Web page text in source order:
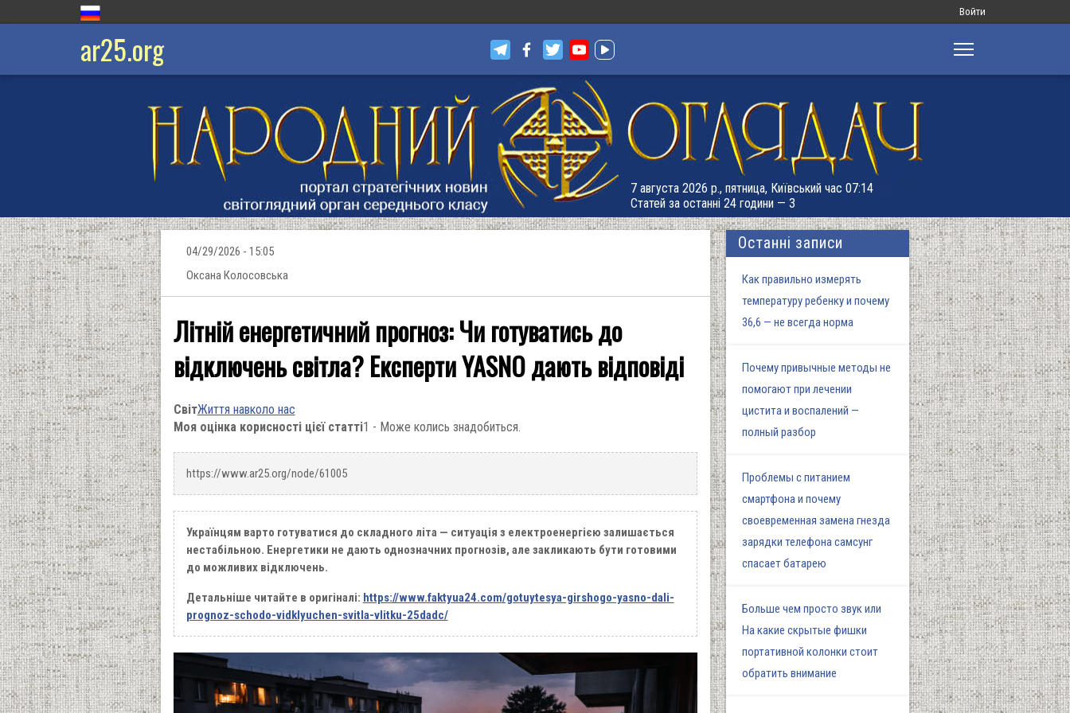
Меню
запису
Войти
ar25.org
7 августа 2026 р., пятница, Київський час 07:14
Статей за останні 24 години — 3
04/29/2026 - 15:05
Оксана Колосовська
Літній енергетичний прогноз: Чи готуватись до
відключень cвітла? Експерти YASNO дають відповіді
СвітЖиття навколо нас
Моя оцінка корисності цієї статті1 - Може колись знадобиться.
https://www.ar25.org/node/61005
Українцям варто готуватися до складного літа — ситуація з електроенергією залишається
нестабільною. Енергетики не дають однозначних прогнозів, але закликають бути готовими
до можливих відключень.
Детальніше читайте в оригіналі: https://www.faktyua24.com/gotuytesya-girshogo-yasno-dali-
prognoz-schodo-vidklyuchen-svitla-vlitku-25dadc/
Останні записи
Как правильно измерять
температуру ребенку и почему
36,6 — не всегда норма
Почему привычные методы не
помогают при лечении
цистита и воспалений —
полный разбор
Проблемы с питанием
смартфона и почему
своевременная замена гнезда
зарядки телефона самсунг
спасает батарею
Больше чем просто звук или
На какие скрытые фишки
портативной колонки стоит
обратить внимание